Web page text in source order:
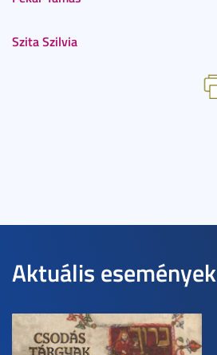
Szita Szilvia
Aktuális események